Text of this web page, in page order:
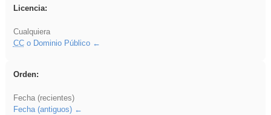
Licencia:
Cualquiera
CCo Dominio Público
Orden:
Fecha (recientes)
Fecha (antiguos)